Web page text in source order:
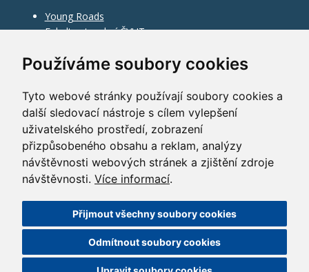
Používáme soubory cookies
Tyto webové stránky používají soubory cookies a
další sledovací nástroje s cílem vylepšení
uživatelského prostředí, zobrazení
přizpůsobeného obsahu a reklam, analýzy
návštěvnosti webových stránek a zjištění zdroje
návštěvnosti. Více informací.
Přijmout všechny soubory cookies
Odmítnout soubory cookies
Young Roads
Fakulta stavební ČVUT
©2010–2026HOCHTIEF CZ a.s.
Nastavení cookies| Powered by: